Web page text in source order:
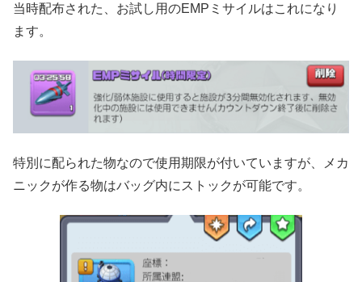
当時配布された、お試し用のEMPミサイルはこれになり
ます。
特別に配られた物なので使用期限が付いていますが、メカ
ニックが作る物はバッグ内にストックが可能です。